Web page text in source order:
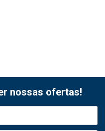
nossas ofertas!